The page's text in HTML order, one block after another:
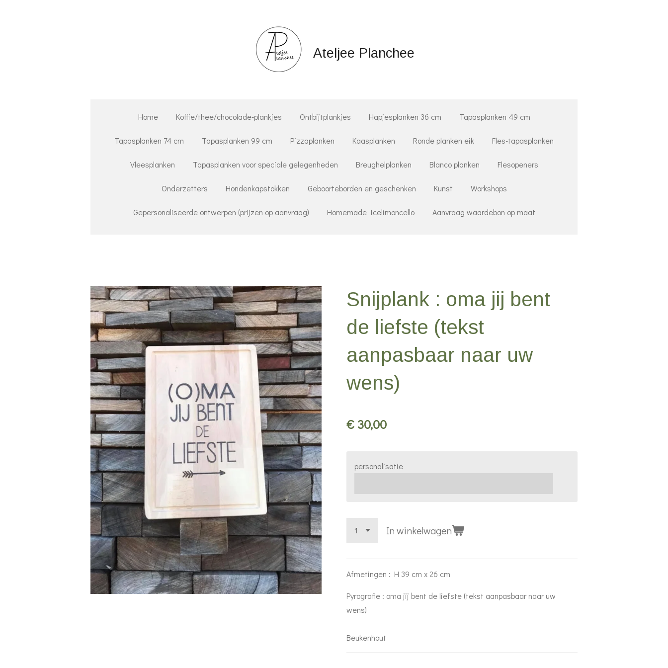
Ateljee Planchee
Home Koffie/thee/chocolade-plankjes Ontbijtplankjes Hapjesplanken 36 cm Tapasplanken 49 cm
Tapasplanken 74 cm Tapasplanken 99 cm Pizzaplanken Kaasplanken Ronde planken eik Fles-tapasplanken
Vleesplanken Tapasplanken voor speciale gelegenheden Breughelplanken Blanco planken Flesopeners
Onderzetters Hondenkapstokken Geboorteborden en geschenken Kunst Workshops
Gepersonaliseerde ontwerpen (prijzen op aanvraag) Homemade Icelimoncello Aanvraag waardebon op maat
Snijplank : oma jij bent
de liefste (tekst
aanpasbaar naar uw
wens)
€ 30,00
personalisatie
In winkelwagen
Afmetingen : H 39 cm x 26 cm
Pyrografie : oma jij bent de liefste (tekst aanpasbaar naar uw
wens)
Beukenhout